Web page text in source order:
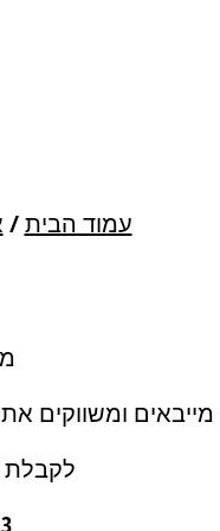
עמוד הבית/
מייבאים ומשווקים
לקבלת